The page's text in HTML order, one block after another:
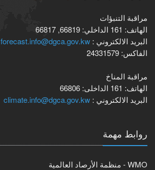
مراقبة التنبؤات
الهاتف:
الداخلي:
البريد الالكتروني : forecast.info@dgca.gov.kw
الفاكس:
مراقبة المناخ
الهاتف:
الداخلى:
البريد الالكتروني : climate.info@dgca.gov.kw
روابط مهمة
WMO - منظمة الأرصاد العالمية